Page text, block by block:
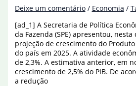
Deixe um comentário / Economia /
[ad_1] A Secretaria de Política
da Fazenda (SPE) apresentou,
projeção de crescimento do
do país em 2025. A atividade
de 2,3%. A estimativa anterior, em
crescimento de 2,5% do PIB. De
a redução